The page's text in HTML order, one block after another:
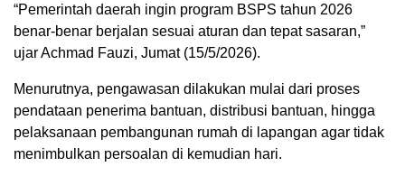
“Pemerintah daerah ingin program BSPS tahun 2026
benar-benar berjalan sesuai aturan dan tepat sasaran,”
ujar Achmad Fauzi, Jumat (15/5/2026).
Menurutnya, pengawasan dilakukan mulai dari proses
pendataan penerima bantuan, distribusi bantuan, hingga
pelaksanaan pembangunan rumah di lapangan agar tidak
menimbulkan persoalan di kemudian hari.